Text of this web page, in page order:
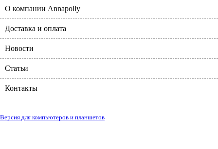
О компании Annapolly
Доставка и оплата
Новости
Статьи
Контакты
Версия для компьютеров и планшетов